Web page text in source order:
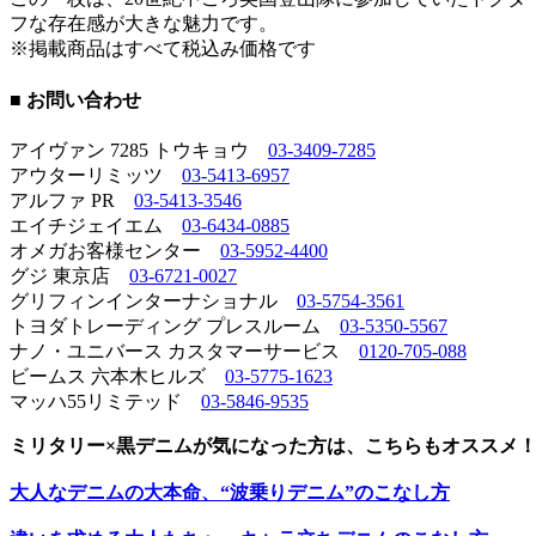
フな存在感が大きな魅力です。
※掲載商品はすべて税込み価格です
■ お問い合わせ
アイヴァン 7285 トウキョウ 03-3409-7285
アウターリミッツ 03-5413-6957
アルファ PR 03-5413-3546
エイチジェイエム 03-6434-0885
オメガお客様センター 03-5952-4400
グジ 東京店 03-6721-0027
グリフィンインターナショナル 03-5754-3561
トヨダトレーディング プレスルーム 03-5350-5567
ナノ・ユニバース カスタマーサービス 0120-705-088
ビームス 六本木ヒルズ 03-5775-1623
マッハ55リミテッド 03-5846-9535
ミリタリー×黒デニムが気になった方は、こちらもオススメ！
大人なデニムの大本命、“波乗りデニム”のこなし方